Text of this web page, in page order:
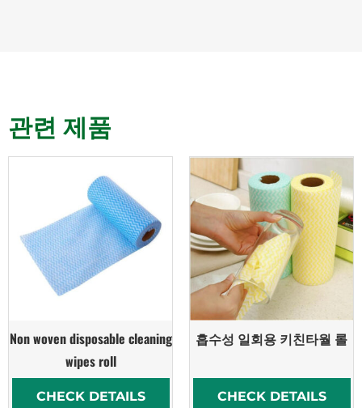
관련 제품
Non woven disposable cleaning
wipes roll
CHECK DETAILS
흡수성 일회용 키친타월 롤
CHECK DETAILS